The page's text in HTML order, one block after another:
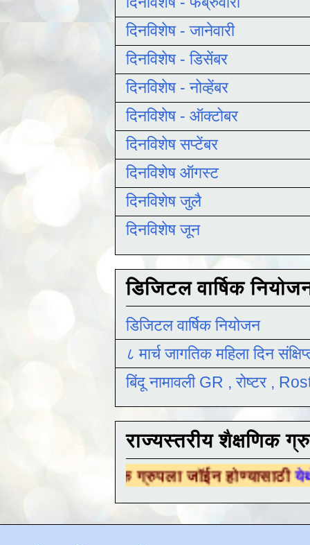
दिनविशेष - जानेवारी
दिनविशेष - डिसेंबर
दिनविशेष - नोव्हेंबर
दिनविशेष - ऑक्टोबर
दिनविशेष सप्टेंबर
दिनविशेष ऑगस्ट
दिनविशेष जुलै
दिनविशेष जून
डिजिटल वार्षिक
डिजिटल वार्षिक नियोजन
८ मार्च जागतिक महिला दिन
बिंदू नामावली GR , रोष्टर ,
राज्यस्तरीय शैक्षणिक
ग्रुपला जॉईन होण्यासाठीयेथे क्लिक करा .